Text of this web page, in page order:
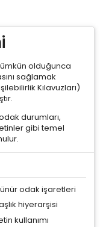
olduğunca
sağlamak
Kılavuzları)
durumları,
gibi temel
odak işaretleri
hiyerarşisi
kullanımı